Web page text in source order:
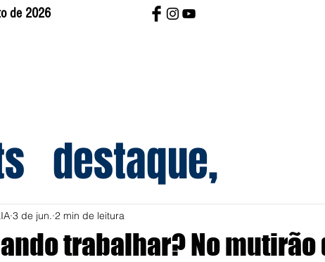
de 2026
destaque,
trabalhar? No mutirão
3 de jun. 2 min de leitura